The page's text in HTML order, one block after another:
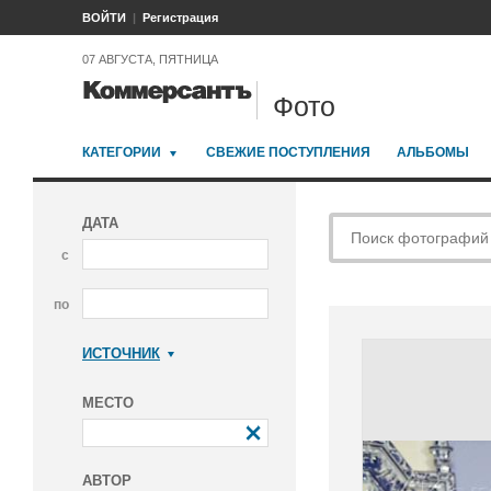
ВОЙТИ Регистрация
07 АВГУСТА, ПЯТНИЦА
Фото
КАТЕГОРИИ СВЕЖИЕ ПОСТУПЛЕНИЯ АЛЬБОМЫ
ДАТА
с
по
ИСТОЧНИК
МЕСТО
АВТОР